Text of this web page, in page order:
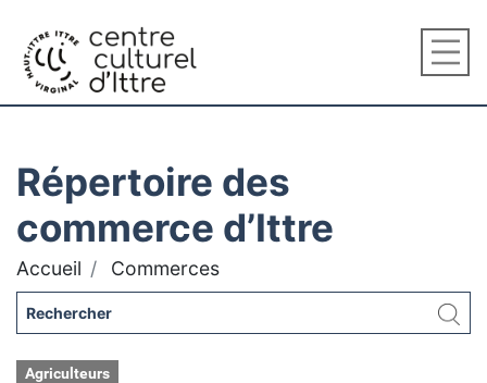
Répertoire des
commerce d’Ittre
Accueil Commerces
Agriculteurs